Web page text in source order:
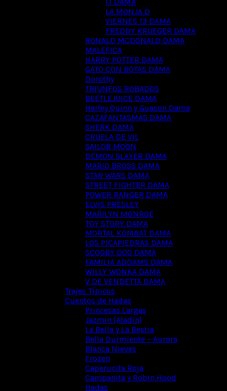
LA MONJA D
VIERNES 13 DAMA
FREDDY KRUEGER DAMA
RONALD MCDONALD DAMA
MALEFICA
HARRY POTTER DAMA
GATO CON BOTAS DAMA
Dorothy
TRIUNFOS ROBADOS
BEETLEJUICE DAMA
Harley Quinn y Guason Dama
CAZAFANTASMAS DAMA
SHERK DAMA
CRUELA DE VIL
SAILOR MOON
DEMON SLAYER DAMA
MARIO BROSS DAMA
STAR WARS DAMA
STREET FIGHTER DAMA
POWER RANGER DAMA
ELVIS PRESLEY
MARILYN MONROE
TOY STORY DAMA
MORTAL KOMBAT DAMA
LOS PICAPIEDRAS DAMA
SCOOBY DOO DAMA
FAMILIA ADDAMS DAMA
WILLY WONKA DAMA
V DE VENDETTA DAMA
Trajes Típicos
Cuentos de Hadas
Princesas Largas
Jazmin (Aladin)
La Bella y La Bestia
Bella Durmiente – Aurora
Blanca Nieves
Frozen
Caperucita Roja
Campanita y Robin Hood
Hadas